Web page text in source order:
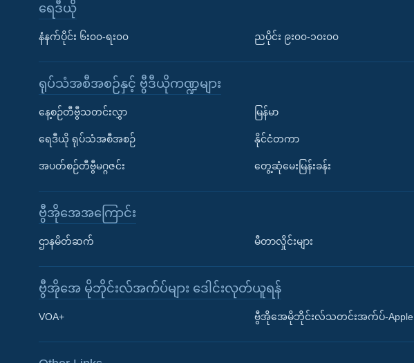
Learning English
ရေဒီယို
နံနက်ပိုင်း ၆း၀၀-ရး၀၀ ညပိုင်း ၉း၀၀-၁၀း၀၀
ရုပ်သံအစီအစဉ်နှင့် ဗွီဒီယိုကဏ္ဍများ
နေ့စဉ်တီဗွီသတင်းလွှာ
ရေဒီယို ရုပ်သံအစီအစဉ်
အပတ်စဉ်တီဗွီမဂ္ဂဇင်း
မြန်မာ
နိုင်ငံတကာ
တွေ့ဆုံမေးမြန်းခန်း
ဗွီအိုအေအကြောင်း
ဌာနမိတ်ဆက် မီတာလှိုင်းများ
ဗွီအိုအေ မိုဘိုင်းလ်အက်ပ်များ ဒေါင်းလုတ်ယူရန်
VOA+ ဗွီအိုအေမိုဘိုင်းလ်သတင်းအက်ပ်-Apple